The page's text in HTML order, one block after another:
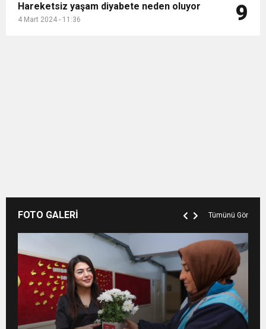
Hareketsiz yaşam diyabete neden oluyor
4 Mart 2024 - 11:36 9
FOTO GALERİ Tümünü Gör